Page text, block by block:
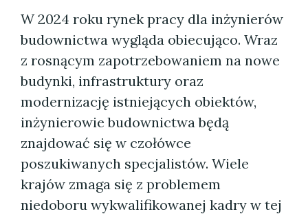
W 2024 roku rynek pracy dla inżynierów
budownictwa wygląda obiecująco. Wraz
z rosnącym zapotrzebowaniem na nowe
budynki, infrastruktury oraz
modernizację istniejących obiektów,
inżynierowie budownictwa będą
znajdować się w czołówce
poszukiwanych specjalistów. Wiele
krajów zmaga się z problemem
niedoboru wykwalifikowanej kadry w tej